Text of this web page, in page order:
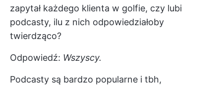
zapytał każdego klienta w golfie, czy lubi
podcasty, ilu z nich odpowiedziałoby
twierdząco?
Odpowiedź: Wszyscy.
Podcasty są bardzo popularne i tbh,